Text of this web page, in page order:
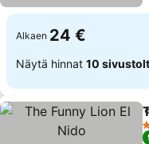
Alkaen 24 €
Näytä hinnat 10